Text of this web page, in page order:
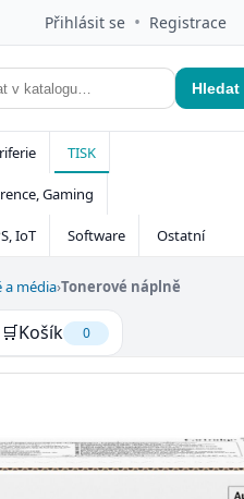
Přihlásit se • Registrace
Hledat
TISK
Gaming
IoT Software Ostatní
a média›Tonerové náplně
🛒Košík 0